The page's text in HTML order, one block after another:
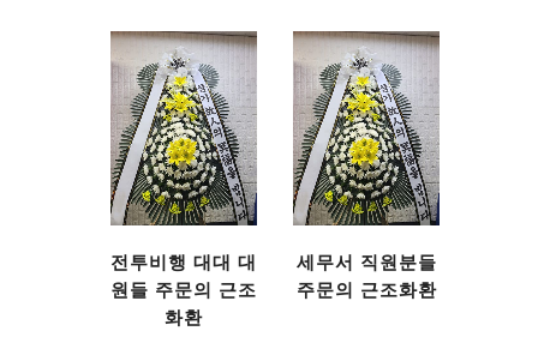
전투비행 대대 대
원들 주문의 근조
화환
세무서 직원분들
주문의 근조화환